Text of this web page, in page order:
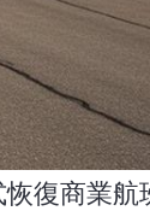
復商業航